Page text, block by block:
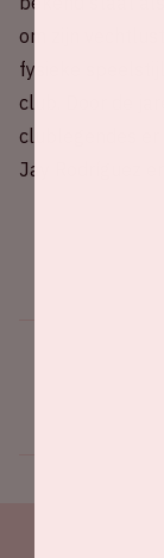
om zijn
fysieke
club. Door de
clublegendes er
Jay Rodríguez